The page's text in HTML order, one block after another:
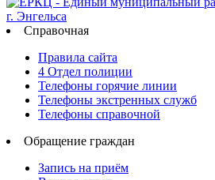
Справочная
Правила сайта
4 Отдел полиции
Телефоны горячие линии
Телефоны экстренных служб
Телефоны справочной
Обращение граждан
Запись на приём